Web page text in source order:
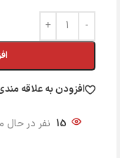
افزودن به علاقه
15 نفر در